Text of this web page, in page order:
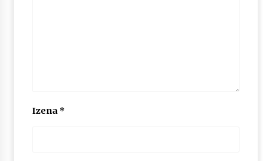
Izena *